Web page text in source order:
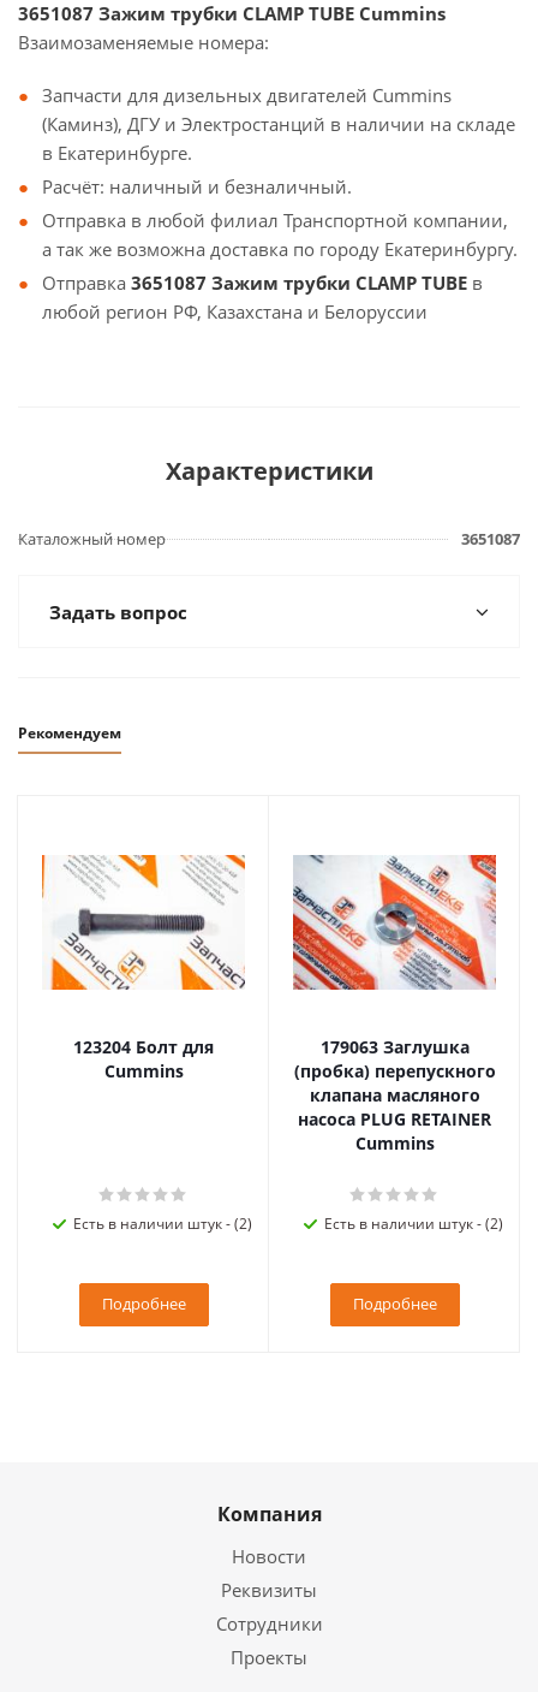
3651087 Зажим трубки CLAMP TUBE Cummins
Взаимозаменяемые номера:
Запчасти для дизельных двигателей Cummins
(Каминз), ДГУ и Электростанций в наличии на складе
в Екатеринбурге.
Расчёт: наличный и безналичный.
Отправка в любой филиал Транспортной компании,
а так же возможна доставка по городу Екатеринбургу.
Отправка 3651087 Зажим трубки CLAMP TUBE в
любой регион РФ, Казахстана и Белоруссии
Характеристики
Каталожный номер 3651087
Задать вопрос
Рекомендуем
123204 Болт для
Cummins
Есть в наличии штук - (2)
Подробнее
179063 Заглушка
(пробка) перепускного
клапана масляного
насоса PLUG RETAINER
Cummins
Есть в наличии штук - (2)
Подробнее
Компания
Новости
Реквизиты
Сотрудники
Проекты